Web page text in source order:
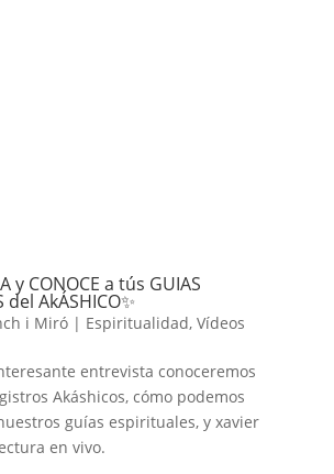
y CONOCE a tús GUIAS
del AkÁSHICO✨
i Miró| Espiritualidad, Vídeos
entrevista conoceremos
Akáshicos, cómo podemos
guías espirituales, y xavier
en vivo.